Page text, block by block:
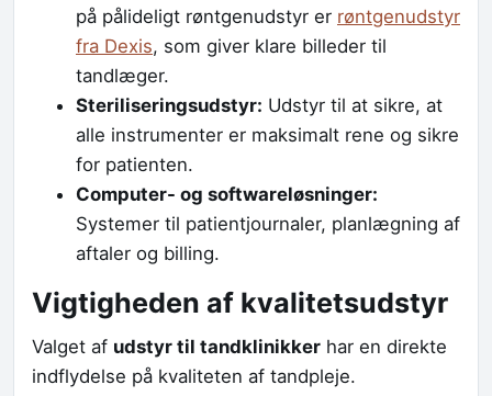
på pålideligt røntgenudstyr er røntgenudstyr
fra Dexis, som giver klare billeder til
tandlæger.
Steriliseringsudstyr: Udstyr til at sikre, at
alle instrumenter er maksimalt rene og sikre
for patienten.
Computer- og softwareløsninger:
Systemer til patientjournaler, planlægning af
aftaler og billing.
Vigtigheden af kvalitetsudstyr
Valget af udstyr til tandklinikker har en direkte
indflydelse på kvaliteten af tandpleje.